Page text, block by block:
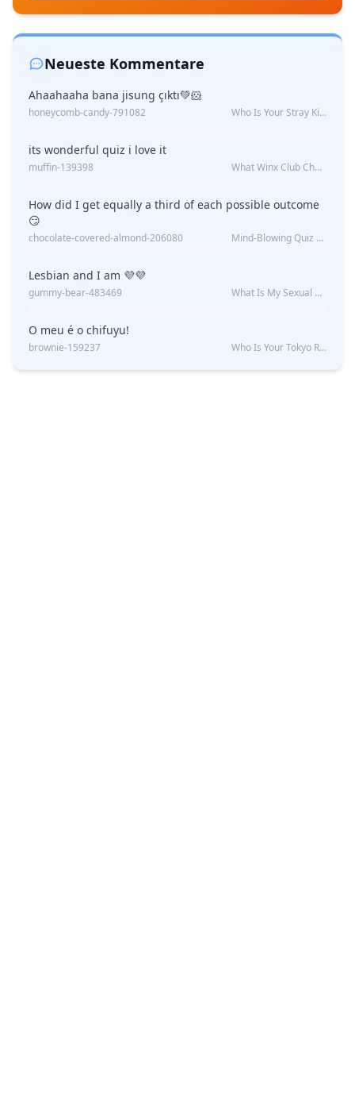
Neueste Kommentare
Ahaahaaha bana jisung çıktı💚🐹
honeycomb-candy-791082 Who Is Your Stray Kids Boyfriend?
its wonderful quiz i love it
muffin-139398 What Winx Club Character Are You?
How did I get equally a third of each possible outcome
😏
chocolate-covered-almond-206080 Mind-Blowing Quiz Reveals: Will I Be Alone Forever?
Lesbian and I am 💜💜
gummy-bear-483469 What Is My Sexual Orientation: Uncovered
O meu é o chifuyu!
brownie-159237 Who Is Your Tokyo Revengers Boyfriend?